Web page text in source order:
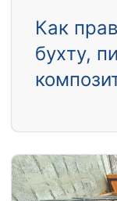
Как
бухту,